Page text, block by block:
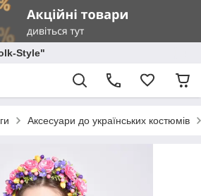
Style"
Аксесуари до українських костюмів